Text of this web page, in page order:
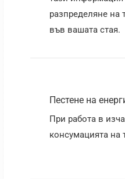
разпределяне на
във вашата стая.
Пестене на
При работа в
консумацията на